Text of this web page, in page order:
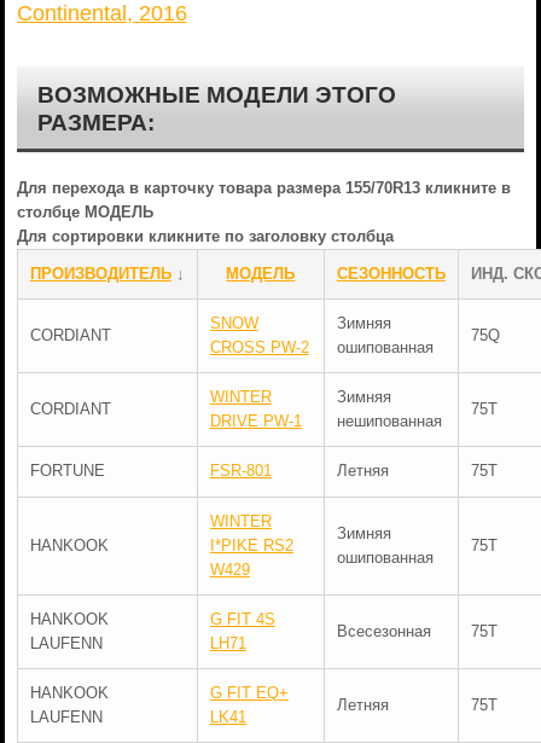
Continental, 2016
ВОЗМОЖНЫЕ МОДЕЛИ ЭТОГО
РАЗМЕРА:
Для перехода в карточку товара размера 155/70R13 кликните в
столбце МОДЕЛЬ
Для сортировки кликните по заголовку столбца
ПРОИЗВОДИТЕЛЬ↓ МОДЕЛЬ СЕЗОННОСТЬ ИНД.
CORDIANT
SNOW
CROSS PW-2
Зимняя
ошипованная
75Q
CORDIANT
WINTER
DRIVE PW-1
Зимняя
нешипованная
75T
FORTUNE FSR-801 Летняя 75T
HANKOOK
WINTER
I*PIKE RS2
W429
Зимняя
ошипованная
75T
HANKOOK
LAUFENN
G FIT 4S
LH71
Всесезонная 75T
HANKOOK
LAUFENN
G FIT EQ+
LK41
Летняя 75T